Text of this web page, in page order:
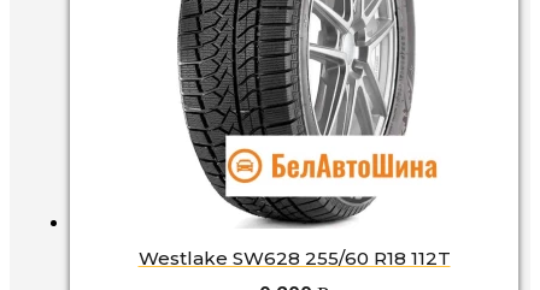
Westlake SW628 255/60 R18 112T